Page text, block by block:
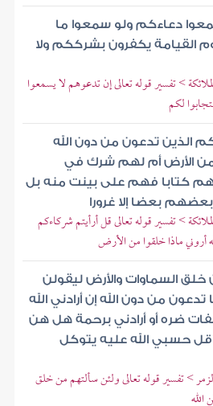
دعاءكم ولو سمعوا ما
القيامة يكفرون بشرككم ولا
> تفسير قوله تعالى إن تدعوهم لا يسمعوا
لكم
الذين تدعون من دون الله
من الأرض أم لهم شرك في
كتابا فهم على بينت منه بل
بعضا إلا غرورا
> تفسير قوله تعالى قل أرأيتم شركاءكم
ماذا خلقوا من الأرض
السماوات والأرض ليقولن
تدعون من دون الله إن أرادني الله
ضره أو أرادني برحمة هل هن
حسبي الله عليه يتوكل
> تفسير قوله تعالى ولئن سألتهم من خلق